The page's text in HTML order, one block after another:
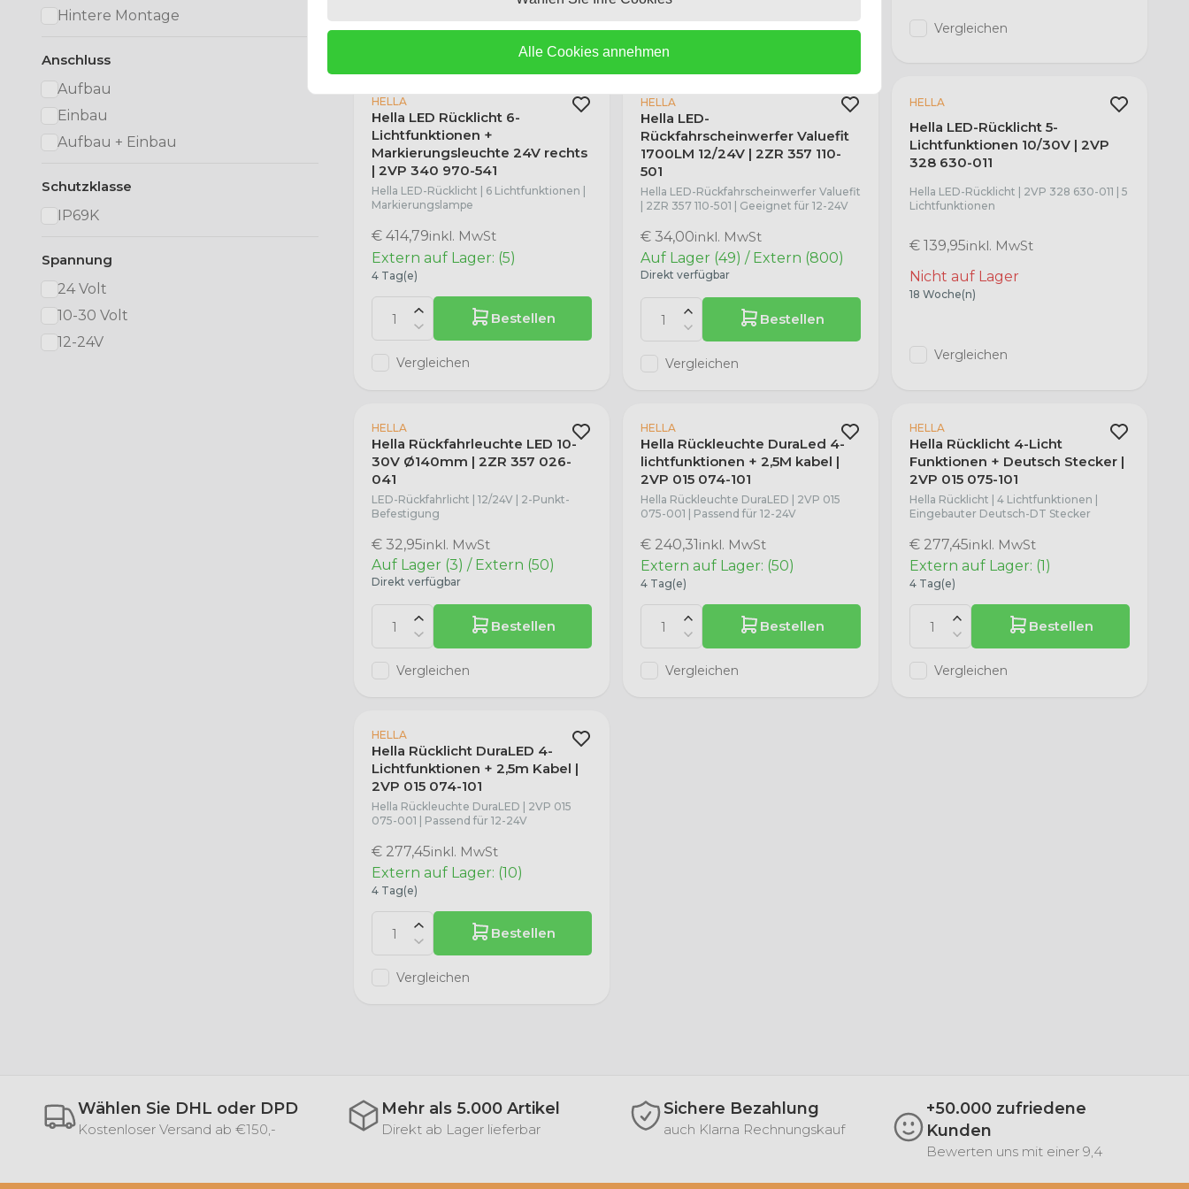
Hintere Montage
Anschluss
Aufbau
Einbau
Aufbau + Einbau
Schutzklasse
IP69K
Spannung
24 Volt
10-30 Volt
12-24V
Vergleichen
HELLA
Hella LED Rücklicht 6-
Lichtfunktionen +
Markierungsleuchte 24V rechts
| 2VP 340 970-541
Hella LED-Rücklicht | 6 Lichtfunktionen |
Markierungslampe
€ 414,79inkl. MwSt
Extern auf Lager: (5)
4 Tag(e)
Bestellen
Vergleichen
HELLA
Hella LED-
Rückfahrscheinwerfer Valuefit
1700LM 12/24V | 2ZR 357 110-
501
Hella LED-Rückfahrscheinwerfer Valuefit
| 2ZR 357 110-501 | Geeignet für 12-24V
€ 34,00inkl. MwSt
Auf Lager (49) / Extern (800)
Direkt verfügbar
Bestellen
Vergleichen
HELLA
Hella LED-Rücklicht 5-
Lichtfunktionen 10/30V | 2VP
328 630-011
Hella LED-Rücklicht | 2VP 328 630-011 | 5
Lichtfunktionen
€ 139,95inkl. MwSt
Nicht auf Lager
18 Woche(n)
Vergleichen
HELLA
Hella Rückfahrleuchte LED 10-
30V Ø140mm | 2ZR 357 026-
041
LED-Rückfahrlicht | 12/24V | 2-Punkt-
Befestigung
€ 32,95inkl. MwSt
Auf Lager (3) / Extern (50)
Direkt verfügbar
Bestellen
Vergleichen
HELLA
Hella Rückleuchte DuraLed 4-
lichtfunktionen + 2,5M kabel |
2VP 015 074-101
Hella Rückleuchte DuraLED | 2VP 015
075-001 | Passend für 12-24V
€ 240,31inkl. MwSt
Extern auf Lager: (50)
4 Tag(e)
Bestellen
Vergleichen
HELLA
Hella Rücklicht 4-Licht
Funktionen + Deutsch Stecker |
2VP 015 075-101
Hella Rücklicht | 4 Lichtfunktionen |
Eingebauter Deutsch-DT Stecker
€ 277,45inkl. MwSt
Extern auf Lager: (1)
4 Tag(e)
Bestellen
Vergleichen
HELLA
Hella Rücklicht DuraLED 4-
Lichtfunktionen + 2,5m Kabel |
2VP 015 074-101
Hella Rückleuchte DuraLED | 2VP 015
075-001 | Passend für 12-24V
€ 277,45inkl. MwSt
Extern auf Lager: (10)
4 Tag(e)
Bestellen
Vergleichen
Wählen Sie DHL oder DPD
Kostenloser Versand ab €150,-
Mehr als 5.000 Artikel
Direkt ab Lager lieferbar
Sichere Bezahlung
auch Klarna Rechnungskauf
+50.000 zufriedene
Kunden
Bewerten uns mit einer 9,4
Alle Cookies annehmen